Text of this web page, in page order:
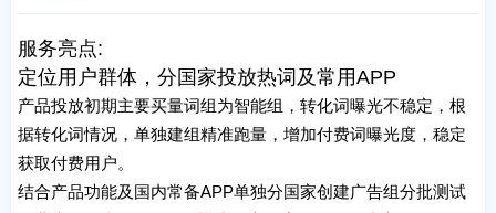
服务亮点:
定位用户群体，分国家投放热词及常用APP
产品投放初期主要买量词组为智能组，转化词曝光不稳定，根
据转化词情况，单独建组精准跑量，增加付费词曝光度，稳定
获取付费用户。
结合产品功能及国内常备APP单独分国家创建广告组分批测试